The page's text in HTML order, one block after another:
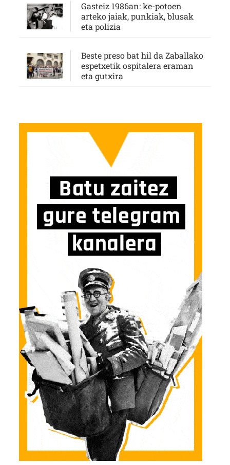
Gasteiz 1986an: ke-potoen
arteko jaiak, punkiak, blusak
eta polizia
Beste preso bat hil da Zaballako
espetxetik ospitalera eraman
eta gutxira